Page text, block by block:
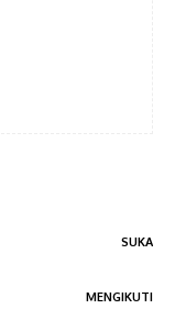
SUKA
MENGIKUTI